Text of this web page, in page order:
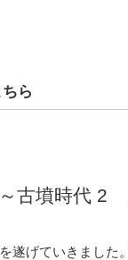
ら
古墳時代 2
遂げていきました